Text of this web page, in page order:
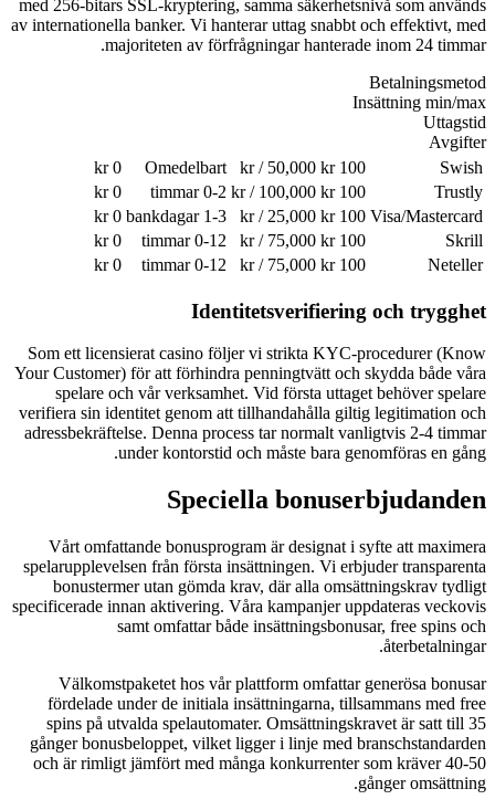
med 256-bitars SSL-kryptering, samma säkerhetsnivå som används
av internationella banker. Vi hanterar uttag snabbt och effektivt, med
majoriteten av förfrågningar hanterade inom 24 timmar.
Betalningsmetod
Insättning min/max
Uttagstid
Avgifter
Swish
100 kr / 50,000 kr
Omedelbart
0 kr
Trustly
100 kr / 100,000 kr
0-2 timmar
0 kr
Visa/Mastercard
100 kr / 25,000 kr
1-3 bankdagar
0 kr
Skrill
100 kr / 75,000 kr
0-12 timmar
0 kr
Neteller
100 kr / 75,000 kr
0-12 timmar
0 kr
Identitetsverifiering och trygghet
Som ett licensierat casino följer vi strikta KYC-procedurer (Know
Your Customer) för att förhindra penningtvätt och skydda både våra
spelare och vår verksamhet. Vid första uttaget behöver spelare
verifiera sin identitet genom att tillhandahålla giltig legitimation och
adressbekräftelse. Denna process tar normalt vanligtvis 2-4 timmar
under kontorstid och måste bara genomföras en gång.
Speciella bonuserbjudanden
Vårt omfattande bonusprogram är designat i syfte att maximera
spelarupplevelsen från första insättningen. Vi erbjuder transparenta
bonustermer utan gömda krav, där alla omsättningskrav tydligt
specificerade innan aktivering. Våra kampanjer uppdateras veckovis
samt omfattar både insättningsbonusar, free spins och
återbetalningar.
Välkomstpaketet hos vår plattform omfattar generösa bonusar
fördelade under de initiala insättningarna, tillsammans med free
spins på utvalda spelautomater. Omsättningskravet är satt till 35
gånger bonusbeloppet, vilket ligger i linje med branschstandarden
och är rimligt jämfört med många konkurrenter som kräver 40-50
gånger omsättning.